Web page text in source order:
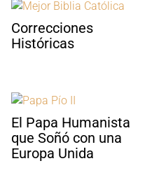
Correcciones
Históricas
El Papa Humanista
que Soñó con una
Europa Unida